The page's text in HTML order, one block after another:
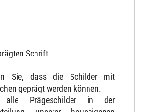
Schrift.
Sie, dass die Schilder mit
geprägt werden können.
alle Prägeschilder in der